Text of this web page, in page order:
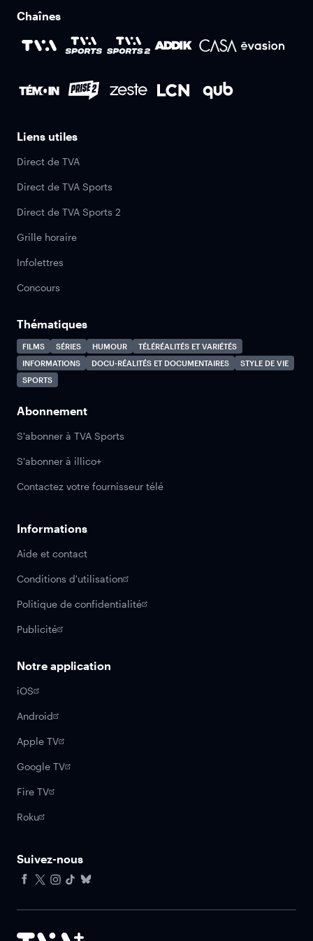
Chaînes
Liens utiles
Direct de TVA
Direct de TVA Sports
Direct de TVA Sports 2
Grille horaire
Infolettres
Concours
Thématiques
FILMS SÉRIES HUMOUR
TÉLÉRÉALITÉS ET VARIÉTÉS
INFORMATIONS
DOCU-RÉALITÉS ET DOCUMENTAIRES
STYLE DE VIE
SPORTS
Abonnement
S'abonner à TVA Sports
S'abonner à illico+
Contactez votre fournisseur télé
Informations
Aide et contact
Conditions d'utilisation
Politique de confidentialité
Publicité
Notre application
iOS
Android
Apple TV
Google TV
Fire TV
Roku
Suivez-nous